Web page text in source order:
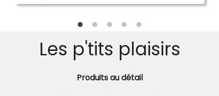
Les p'tits plaisirs
Produits au détail